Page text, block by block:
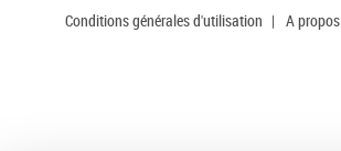
Conditions générales d'utilisation | A propos